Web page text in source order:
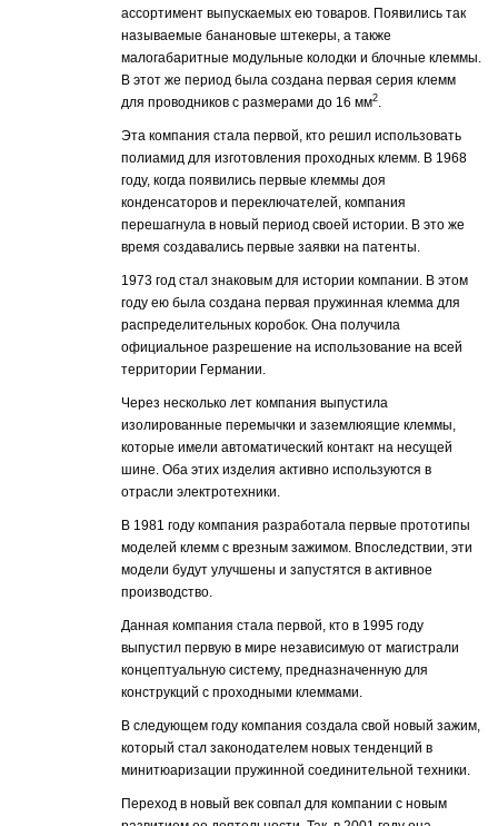
ассортимент выпускаемых ею товаров. Появились так
называемые банановые штекеры, а также
малогабаритные модульные колодки и блочные клеммы.
В этот же период была создана первая серия клемм
для проводников с размерами до 16 мм2
Эта компания стала первой, кто решил использовать
полиамид для изготовления проходных клемм. В 1968
году, когда появились первые клеммы доя
конденсаторов и переключателей, компания
перешагнула в новый период своей истории. В это же
время создавались первые заявки на патенты.
1973 год стал знаковым для истории компании. В этом
году ею была создана первая пружинная клемма для
распределительных коробок. Она получила
официальное разрешение на использование на всей
территории Германии.
Через несколько лет компания выпустила
изолированные перемычки и заземлюящие клеммы,
которые имели автоматический контакт на несущей
шине. Оба этих изделия активно используются в
отрасли электротехники.
В 1981 году компания разработала первые прототипы
моделей клемм с врезным зажимом. Впоследствии, эти
модели будут улучшены и запустятся в активное
производство.
Данная компания стала первой, кто в 1995 году
выпустил первую в мире независимую от магистрали
концептуальную систему, предназначенную для
конструкций с проходными клеммами.
В следующем году компания создала свой новый зажим,
который стал законодателем новых тенденций в
минитюаризации пружинной соединительной техники.
Переход в новый век совпал для компании с новым